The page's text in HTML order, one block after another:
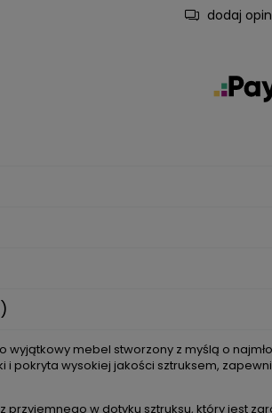
dodaj
nie zawiera ewentualnych
wyjątkowy mebel stworzony z myślą o
i pokryta wysokiej jakości sztruksem,
przyjemnego w dotyku sztruksu, który jest